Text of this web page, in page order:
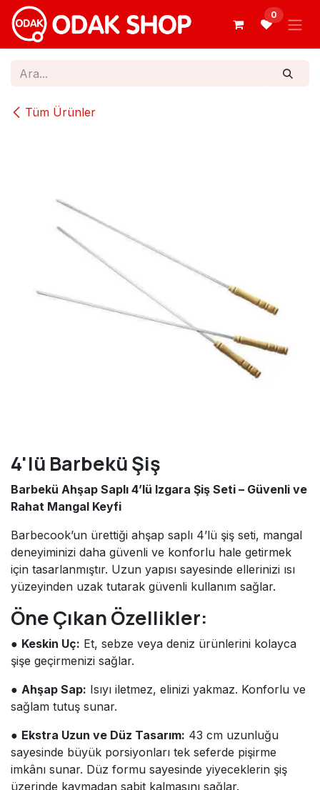
İçereği Atla
0
Tüm Ürünler
4'lü Barbekü Şiş
Barbekü Ahşap Saplı 4’lü Izgara Şiş Seti – Güvenli ve
Rahat Mangal Keyfi
Barbecook’un ürettiği ahşap saplı 4’lü şiş seti, mangal
deneyiminizi daha güvenli ve konforlu hale getirmek
için tasarlanmıştır. Uzun yapısı sayesinde ellerinizi ısı
yüzeyinden uzak tutarak güvenli kullanım sağlar.
Öne Çıkan Özellikler:
● Keskin Uç: Et, sebze veya deniz ürünlerini kolayca
şişe geçirmenizi sağlar.
● Ahşap Sap: Isıyı iletmez, elinizi yakmaz. Konforlu ve
sağlam tutuş sunar.
● Ekstra Uzun ve Düz Tasarım: 43 cm uzunluğu
sayesinde büyük porsiyonları tek seferde pişirme
imkânı sunar. Düz formu sayesinde yiyeceklerin şiş
üzerinde kaymadan sabit kalmasını sağlar.